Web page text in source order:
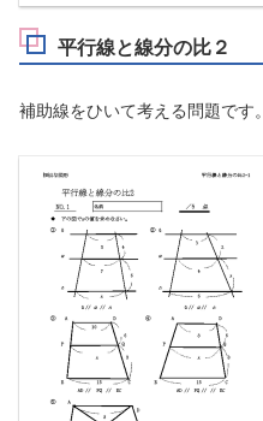
平行線と線分の比２
補助線をひいて考える問題です。